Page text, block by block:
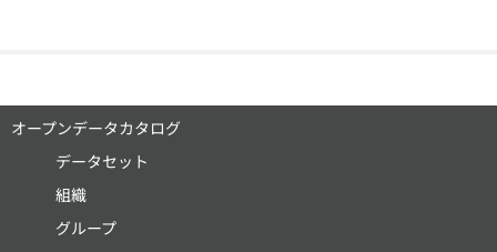
オープンデータカタログ
データセット
組織
グループ